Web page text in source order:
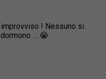
! Nessuno si
… 😭